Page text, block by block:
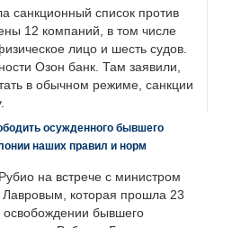
санкционный список против
12 компаний, в том числе
лицо и шесть судов.
Озон банк. Там заявили,
в обычном режиме, санкции
осужденного бывшего
наших правил и норм
на встрече с министром
которая прошла 23
бывшего